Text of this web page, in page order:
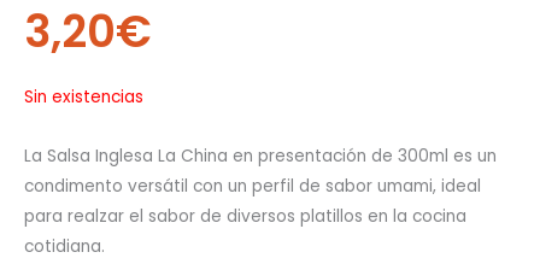
3,20€
Sin existencias
La Salsa Inglesa La China en presentación de 300ml es un
condimento versátil con un perfil de sabor umami, ideal
para realzar el sabor de diversos platillos en la cocina
cotidiana.